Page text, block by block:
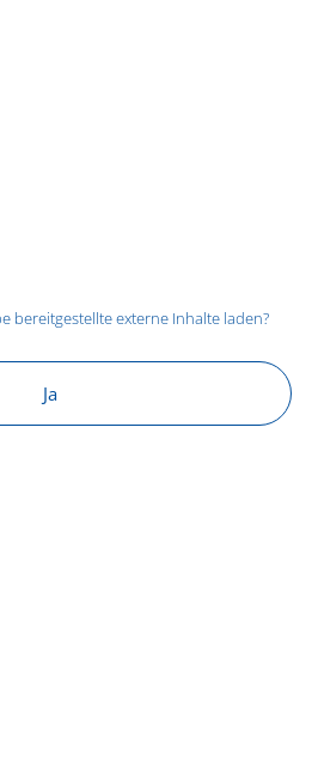
bereitgestellte externe Inhalte laden?
Ja